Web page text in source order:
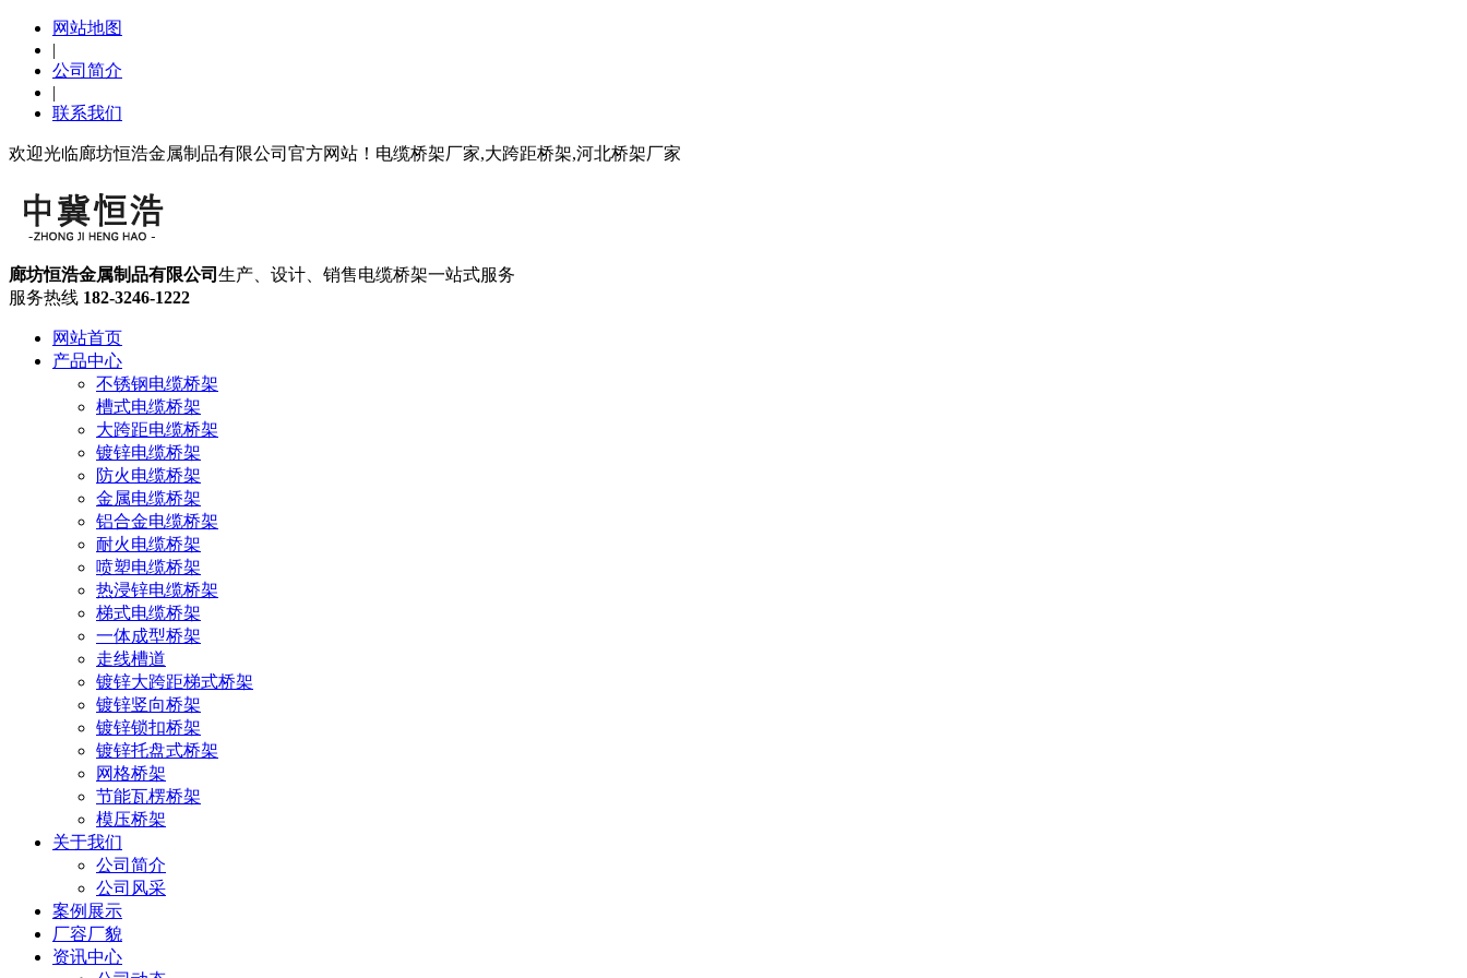
网站地图
|
公司简介
|
联系我们
欢迎光临廊坊恒浩金属制品有限公司官方网站！电缆桥架厂家,大跨距桥架,河北桥架厂家
廊坊恒浩金属制品有限公司 生产、设计、销售电缆桥架一站式服务
服务热线 182-3246-1222
网站首页
产品中心
不锈钢电缆桥架
槽式电缆桥架
大跨距电缆桥架
镀锌电缆桥架
防火电缆桥架
金属电缆桥架
铝合金电缆桥架
耐火电缆桥架
喷塑电缆桥架
热浸锌电缆桥架
梯式电缆桥架
一体成型桥架
走线槽道
镀锌大跨距梯式桥架
镀锌竖向桥架
镀锌锁扣桥架
镀锌托盘式桥架
网格桥架
节能瓦楞桥架
模压桥架
关于我们
公司简介
公司风采
案例展示
厂容厂貌
资讯中心